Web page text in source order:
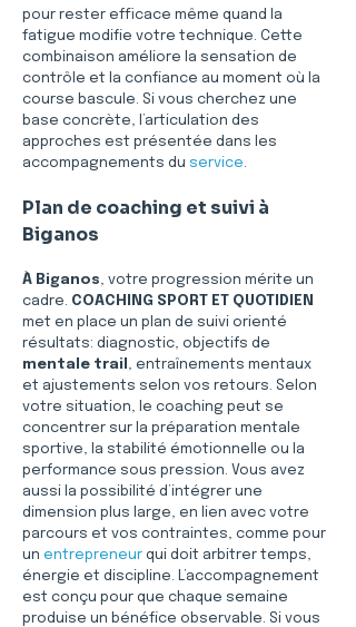
pour rester efficace même quand la
fatigue modifie votre technique. Cette
combinaison améliore la sensation de
contrôle et la confiance au moment où la
course bascule. Si vous cherchez une
base concrète, l’articulation des
approches est présentée dans les
accompagnements du service.
Plan de coaching et suivi à
Biganos
À Biganos, votre progression mérite un
cadre. COACHING SPORT ET QUOTIDIEN
met en place un plan de suivi orienté
résultats: diagnostic, objectifs de
mentale trail , entraînements mentaux
et ajustements selon vos retours. Selon
votre situation, le coaching peut se
concentrer sur la préparation mentale
sportive, la stabilité émotionnelle ou la
performance sous pression. Vous avez
aussi la possibilité d’intégrer une
dimension plus large, en lien avec votre
parcours et vos contraintes, comme pour
un entrepreneur qui doit arbitrer temps,
énergie et discipline. L’accompagnement
est conçu pour que chaque semaine
produise un bénéfice observable. Si vous